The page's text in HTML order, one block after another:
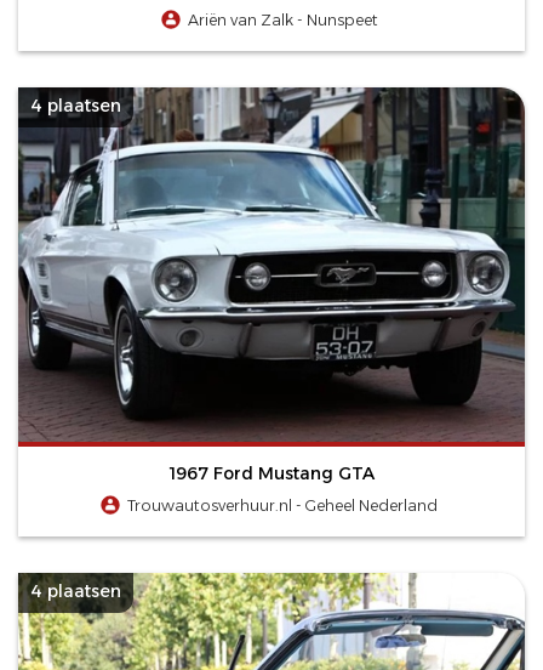
Ariën van Zalk - Nunspeet
4 plaatsen
1967 Ford Mustang GTA
Trouwautosverhuur.nl - Geheel Nederland
4 plaatsen